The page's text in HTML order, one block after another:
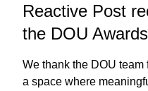
Reactive Post
the DOU Awards
We thank the DOU
a space where